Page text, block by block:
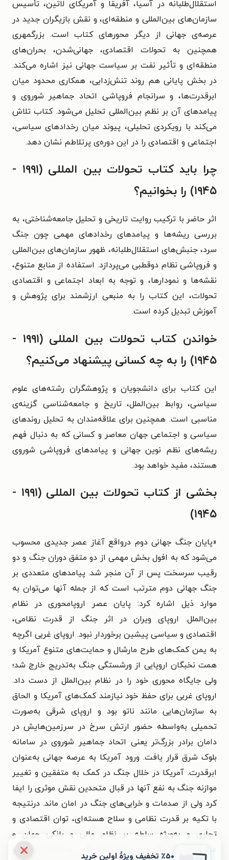
استقلال‌طلبانه در آسیا، آفریقا و آمریکای لاتین، تأسیس
سازمان‌های بین‌المللی و منطقه‌ای، و نقش بازیگران جدید در
عرصه‌ی جهانی از دیگر محورهای کتاب است. بزرگمهری
همچنین به تحولات اقتصادی، جهانی‌شدن، بحران‌های
منطقه‌ای و تأثیر نفت بر سیاست جهانی نیز اشاره می‌کند.
در بخش پایانی هم روند تنش‌زدایی، همکاری محدود میان
ابرقدرت‌ها، و سرانجام فروپاشی اتحاد جماهیر شوروی و
پیامدهای آن بر نظم بین‌المللی تحلیل می‌شود. کتاب تلاش
می‌کند با رویکردی تحلیلی، پیوند میان رخدادهای سیاسی،
اجتماعی و اقتصادی را در این دوره‌ی پرتلاطم نشان دهد.
چرا باید کتاب تحولات بین المللی (۱۹۹۱ -
۱۹۴۵) را بخوانیم؟
اثر حاضر با ترکیب روایت تاریخی و تحلیل جامعه‌شناختی، به
بررسی ریشه‌ها و پیامدهای رخدادهای مهمی چون جنگ
سرد، جنبش‌های استقلال‌طلبانه، ظهور سازمان‌های بین‌المللی
و فروپاشی نظام دوقطبی می‌پردازد. استفاده از منابع متنوع،
نقشه‌ها و نمودارها، و توجه به ابعاد اجتماعی و اقتصادی
تحولات، این کتاب را به منبعی ارزشمند برای پژوهش و
آموزش تبدیل کرده است.
خواندن کتاب تحولات بین المللی (۱۹۹۱ -
۱۹۴۵) را به چه کسانی پیشنهاد می‌کنیم؟
این کتاب برای دانشجویان و پژوهشگران رشته‌های علوم
سیاسی، روابط بین‌الملل، تاریخ و جامعه‌شناسی گزینه‌ی
مناسبی است. همچنین برای علاقه‌مندان به تحلیل روندهای
سیاسی و اجتماعی جهان معاصر و کسانی که به دنبال فهم
ریشه‌های نظم نوین جهانی و پیامدهای فروپاشی شوروی
هستند، مفید خواهد بود.
بخشی از کتاب تحولات بین المللی (۱۹۹۱ -
۱۹۴۵)
«پایان جنگ جهانی دوم درواقع آغاز عصر جدیدی محسوب
می‌شود که به افول بخش مهمی از دو متفق دوران جنگ و دو
رقیب سرسخت پس از آن منجر شد. پیامدهای متعددی بر
جنگ جهانی دوم مترتب است که از جمله آنها می‌توان به
موارد ذیل اشاره کرد: پایان عصر اروپامحوری در نظام
بین‌الملل. اروپای ویران در اثر جنگ از قدرت نظامی،
اقتصادی و سیاسی پیشین برخوردار نبود. اروپای غربی اگرچه
به یمن کمک‌های طرح مارشال و حمایت‌های متنوع آمریکا و
همت نخبگان اروپایی از ورشستگی جنگ به‌تدریج خارج شد؛
ولی جایگاه محوری خود را در نظام بین‌الملل از دست داد.
اروپای غربی برای حفظ خود نیازمند کمک‌های آمریکا و الحاق
به سازمان‌هایی مانند ناتو بود و اروپای شرقی به‌صورت
تحمیلی به‌واسطه حضور ارتش سرخ در سرزمین‌هایش در
دامان برادر بزرگ‌تر یعنی اتحاد جماهیر شوروی در سامانه
بلوک شرق قرار یافت. ورود آمریکا به عرصه جهانی به‌عنوان
ابرقدرت. آمریکا در خلال جنگ در کمک به متفقین و تغییر
موازنه جنگ به نفع آنها در قبال متحدین نقش موثری را ایفا
کرد ولی از صدمات و خرابی‌های جنگ در امان ماند. درنتیجه
با تکیه بر قدرت نظامی و سلاح هسته‌ای، توان اقتصادی و
تجاری و به‌ویژه سلطه بر نظام مالی و بانکی جهان و
عرضه‌های نوآورانه در فضای فرهنگ، هنرهای صوتی و
٪۵۰ تخفیف ویژۀ اولین خرید